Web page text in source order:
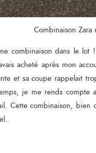
Combinaison Zara
combinaison dans le lot
acheté après mon
et sa coupe rappelait
je me rends compte
Cette combinaison,